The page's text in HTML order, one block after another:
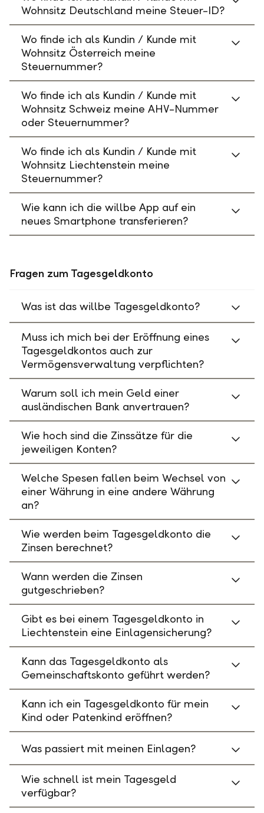
Wohnsitz Deutschland meine Steuer-ID?
Wo finde ich als Kundin / Kunde mit
Wohnsitz Österreich meine
Steuernummer?
Wo finde ich als Kundin / Kunde mit
Wohnsitz Schweiz meine AHV-Nummer
oder Steuernummer?
Wo finde ich als Kundin / Kunde mit
Wohnsitz Liechtenstein meine
Steuernummer?
Wie kann ich die willbe App auf ein
neues Smartphone transferieren?
Fragen zum Tagesgeldkonto
Was ist das willbe Tagesgeldkonto?
Muss ich mich bei der Eröffnung eines
Tagesgeldkontos auch zur
Vermögensverwaltung verpflichten?
Warum soll ich mein Geld einer
ausländischen Bank anvertrauen?
Wie hoch sind die Zinssätze für die
jeweiligen Konten?
Welche Spesen fallen beim Wechsel von
einer Währung in eine andere Währung
an?
Wie werden beim Tagesgeldkonto die
Zinsen berechnet?
Wann werden die Zinsen
gutgeschrieben?
Gibt es bei einem Tagesgeldkonto in
Liechtenstein eine Einlagensicherung?
Kann das Tagesgeldkonto als
Gemeinschaftskonto geführt werden?
Kann ich ein Tagesgeldkonto für mein
Kind oder Patenkind eröffnen?
Was passiert mit meinen Einlagen?
Wie schnell ist mein Tagesgeld
verfügbar?